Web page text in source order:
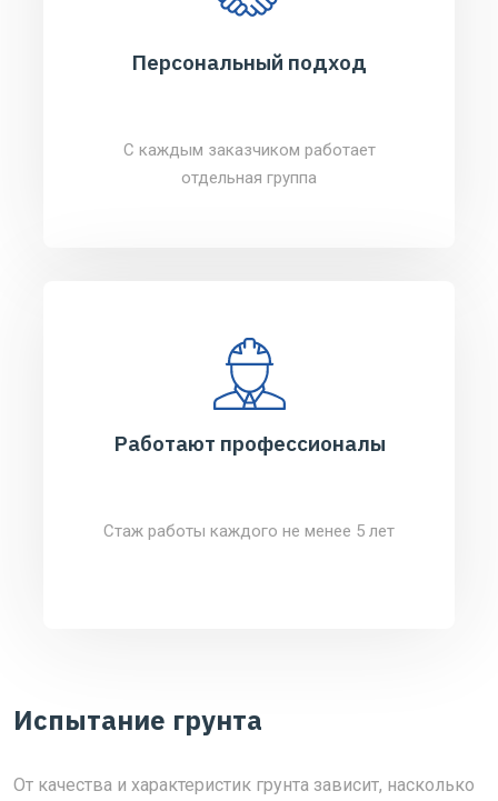
Персональный подход
С каждым заказчиком работает
отдельная группа
Работают профессионалы
Стаж работы каждого не менее 5 лет
Испытание грунта
От качества и характеристик грунта зависит, насколько